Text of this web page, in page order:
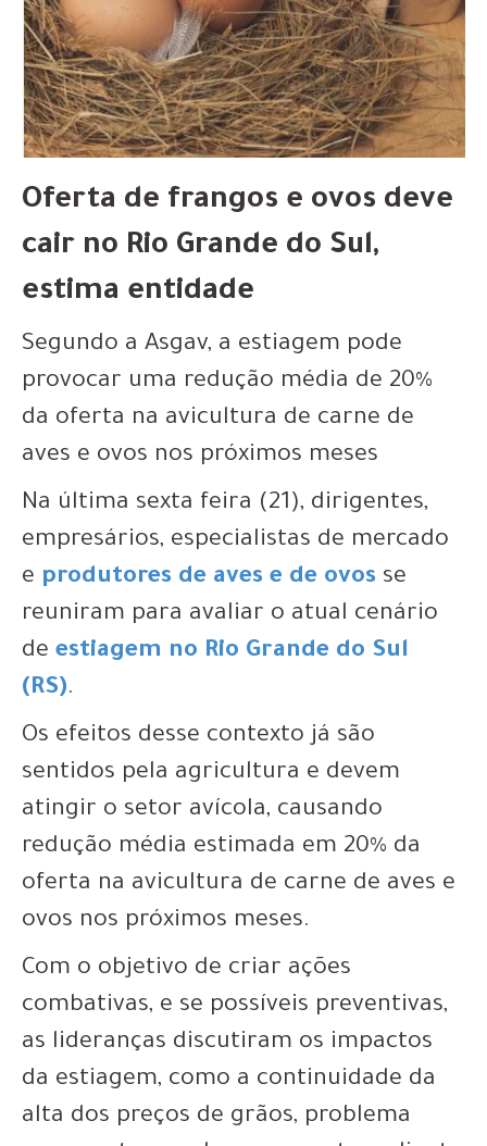
Oferta de frangos e ovos deve
cair no Rio Grande do Sul,
estima entidade
Segundo a Asgav, a estiagem pode
provocar uma redução média de 20%
da oferta na avicultura de carne de
aves e ovos nos próximos meses
Na última sexta feira (21), dirigentes,
empresários, especialistas de mercado
e produtores de aves e de ovos se
reuniram para avaliar o atual cenário
de estiagem no Rio Grande do Sul
(RS).
Os efeitos desse contexto já são
sentidos pela agricultura e devem
atingir o setor avícola, causando
redução média estimada em 20% da
oferta na avicultura de carne de aves e
ovos nos próximos meses.
Com o objetivo de criar ações
combativas, e se possíveis preventivas,
as lideranças discutiram os impactos
da estiagem, como a continuidade da
alta dos preços de grãos, problema